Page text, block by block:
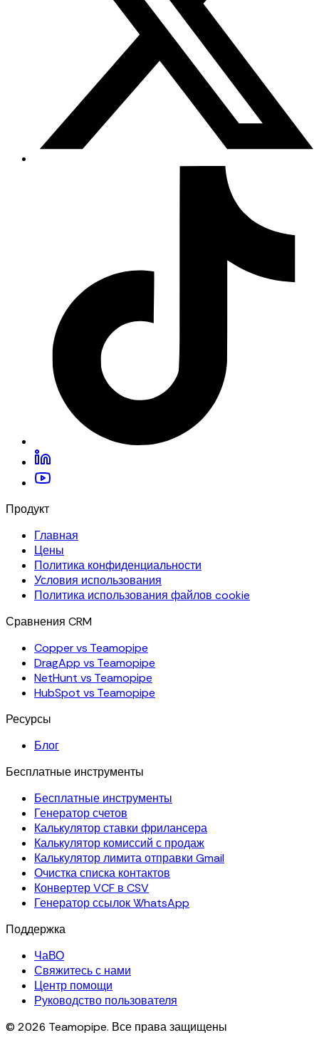
Продукт
Главная
Цены
Политика конфиденциальности
Условия использования
Политика использования файлов cookie
Сравнения CRM
Copper vs Teamopipe
DragApp vs Teamopipe
NetHunt vs Teamopipe
HubSpot vs Teamopipe
Ресурсы
Блог
Бесплатные инструменты
Бесплатные инструменты
Генератор счетов
Калькулятор ставки фрилансера
Калькулятор комиссий с продаж
Калькулятор лимита отправки Gmail
Очистка списка контактов
Конвертер VCF в CSV
Генератор ссылок WhatsApp
Поддержка
ЧаВО
Свяжитесь с нами
Центр помощи
Руководство пользователя
© 2026 Teamopipe. Все права защищены